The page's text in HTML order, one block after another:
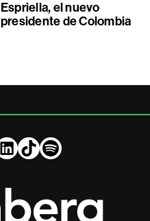
Espriella, el nuevo
presidente de Colombia